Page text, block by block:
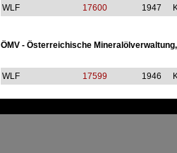
WLF
17600 1947
ÖMV - Österreichische
WLF 17599 1946